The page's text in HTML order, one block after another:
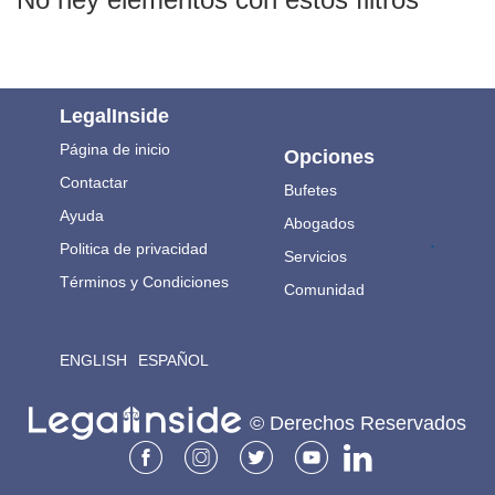
LegalInside
Página de inicio
Contactar
Ayuda
Politica de privacidad
Términos y Condiciones
ENGLISH ESPAÑOL
Opciones
Bufetes
Abogados
Servicios
Comunidad
.
© Derechos Reservados